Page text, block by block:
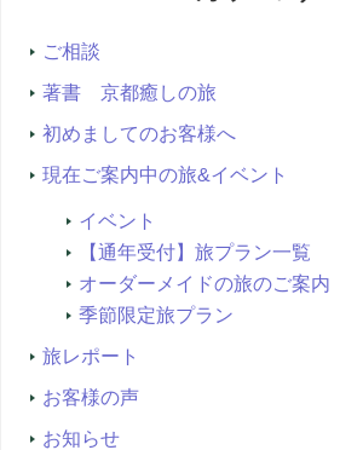
ご相談
著書 京都癒しの旅
初めましてのお客様へ
現在ご案内中の旅&イベント
イベント
【通年受付】旅プラン一覧
オーダーメイドの旅のご案内
季節限定旅プラン
旅レポート
お客様の声
お知らせ